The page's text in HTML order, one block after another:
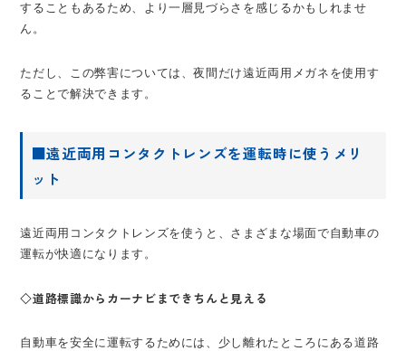
することもあるため、より一層見づらさを感じるかもしれませ
ん。
ただし、この弊害については、夜間だけ遠近両用メガネを使用す
ることで解決できます。
■遠近両用コンタクトレンズを運転時に使うメリ
ット
遠近両用コンタクトレンズを使うと、さまざまな場面で自動車の
運転が快適になります。
◇道路標識からカーナビまできちんと見える
自動車を安全に運転するためには、少し離れたところにある道路